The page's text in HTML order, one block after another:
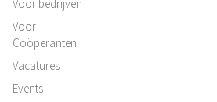
Voor bedrijven
Voor
Coöperanten
Vacatures
Events